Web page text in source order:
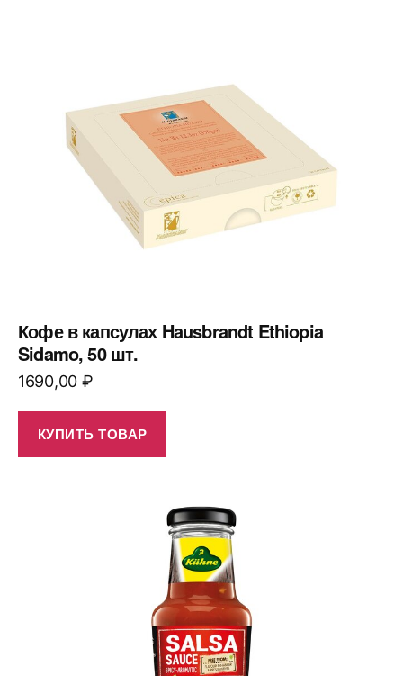
Кофе в капсулах Hausbrandt Ethiopia
Sidamo, 50 шт.
1690,00 ₽
КУПИТЬ ТОВАР